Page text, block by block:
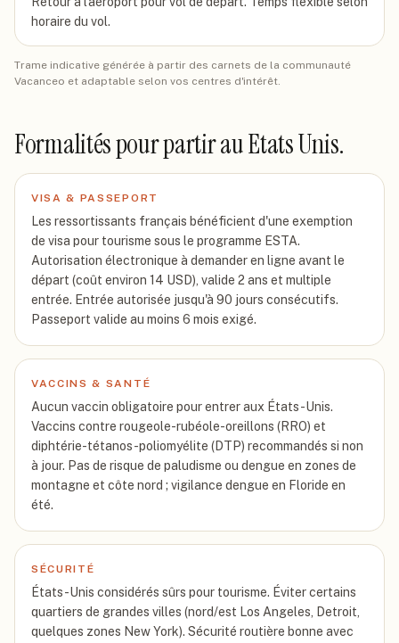
horaire du vol.
Trame indicative générée à partir des carnets de la communauté
Vacanceo et adaptable selon vos centres d'intérêt.
Formalités pour partirau Etats Unis.
VISA & PASSEPORT
Les ressortissants français bénéficient d'une exemption
de visa pour tourisme sous le programme ESTA.
Autorisation électronique à demander en ligne avant le
départ (coût environ 14 USD), valide 2 ans et multiple
entrée. Entrée autorisée jusqu'à 90 jours consécutifs.
Passeport valide au moins 6 mois exigé.
VACCINS & SANTÉ
Aucun vaccin obligatoire pour entrer aux États-Unis.
Vaccins contre rougeole-rubéole-oreillons (RRO) et
diphtérie-tétanos-poliomyélite (DTP) recommandés si non
à jour. Pas de risque de paludisme ou dengue en zones de
montagne et côte nord ; vigilance dengue en Floride en
été.
SÉCURITÉ
États-Unis considérés sûrs pour tourisme. Éviter certains
quartiers de grandes villes (nord/est Los Angeles, Detroit,
quelques zones New York). Sécurité routière bonne avec